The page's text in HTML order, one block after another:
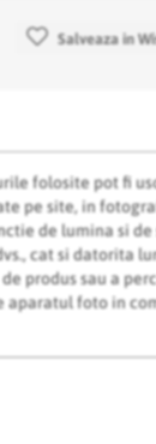
folosite pot fi
pe site, in
de lumina si
cat si datorita
produs sau a
aparatul foto in
Salveaza in